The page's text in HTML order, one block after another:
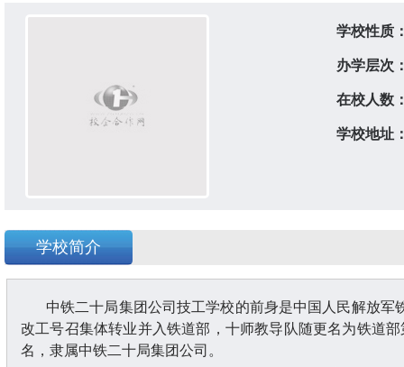
学校性质
办学层次
在校人数
学校地址
学校简介
中铁二十局集团公司技工学校的前身是中国人民解放军
改工号召集体转业并入铁道部，十师教导队随更名为铁道
名，隶属中铁二十局集团公司。